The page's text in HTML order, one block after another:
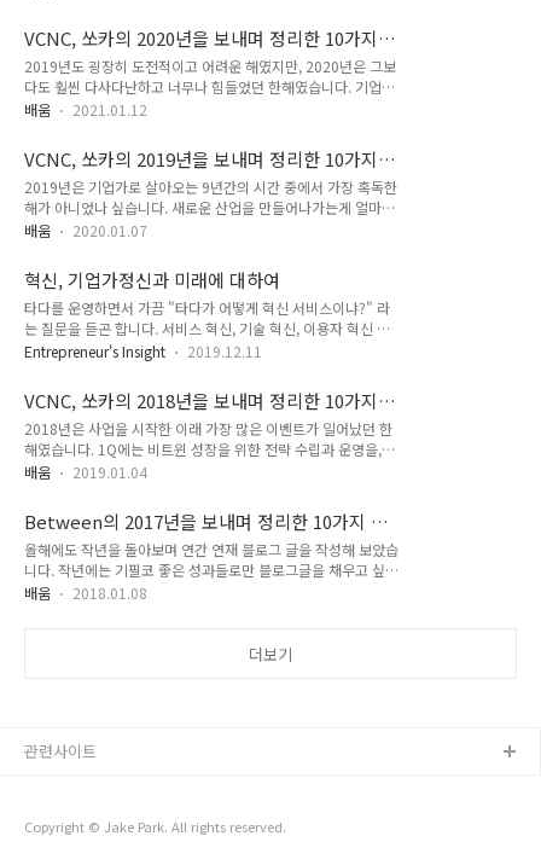
을 막기 위한 금리 인상이 단행되며 시장의 판도가 크게 바뀌었
습니다. 이런 상황에 미국 ..
있었던 일과 어떤 점들을 배웠는지 돌아보았습니다. 1. 기업은
실수를 하고 잘못을 저지르지만, 그에 맞는 빠른 해결책 제시가
더욱 중요하다. 기업은 완벽할 수 없는 존재이기 때문에 항상 실
수를 하고 잘못을 저지르곤 합니다. 특히 스타트업은 성장을 중
시하며 우당탕탕 커 온 경향이 있기 때문에 시스템에서 불완전한
인해 이용자와 여론으로부터 호된 질책을 받았고, 그를 통해 저
희가 가진 시스템을 다시 돌..
VCNC, 쏘카의 2020년을 보내며 정리한 10가지
배움
2019년도 굉장히 도전적이고 어려운 해였지만, 2020년은 그보
다도 훨씬 다사다난하고 너무나 힘들었던 한해였습니다. 기업가
로서 다시는 겪기 싫은 입법을 통한 서비스 금지를 당하였고, 전
모빌리티 사업을 하는 입장에서 성장을 만들어내기가 정말 어려
웠습니다. 그럼에도 불구하고 생존을 위해 많은 노력을 했고 그
노력이 하나씩 쌓여 2020년을 무사히 넘길 수 있었습니다. 1. 한
국의 기업가들은 불확실성에 크게 노출되어 있다. 2020년에 저
와 회사에게 가장 큰 충격을 줬던 사건은 타다 금지법이 국회에
에 커뮤니케이션을 했었고 여러 법률 검토를 받아 시작한 서비스
였기에 검찰에서 기소 결정을 ..
배움 2021.01.12
VCNC, 쏘카의 2019년을 보내며 정리한 10가지
배움
2019년은 기업가로 살아오는 9년간의 시간 중에서 가장 혹독한
해가 아니었나 싶습니다. 새로운 산업을 만들어나가는게 얼마나
지난한 과정인지 경험했고, 진정성 있게 사업을 만들어나가는 마
그 과정 속에서 많은 것들을 배우고 몸으로 체득할 수 있었던 한
해였습니다. 1. Connecting the dots 지난해 글의 첫 번째 꼭지
와 똑같은 제목으로 올해도 시작을 합니다. 2019년 초에 4개의
VC들(알토스벤처스, 소프트뱅크벤처스, 스톤브릿지, KB인베스
트먼트)로부터 투자를 유치했습니다. KB인베스트먼트를 제외하
는 투자사입니다. 지난 투자를 리드했던 알토스벤처스는 VCNC
가 비트윈..
배움 2020.01.07
혁신, 기업가정신과 미래에 대하여
타다를 운영하면서 가끔 "타다가 어떻게 혁신 서비스이냐?" 라
는 질문을 듣곤 합니다. 서비스 혁신, 기술 혁신, 이용자 혁신 등
에 대한 이야기를 하기도 하지만, 항상 가장 중요하게 이야기하
다. 시장과 이용자는 매우 냉정합니다. 그렇기 때문에 이용자가
가치를 느끼지 못 하는 제품은 금세 사라지고, 가치있는 제품과
서비스는 선택을 받습니다. 어떤 위대한 서비스도 시작부터 창대
하지 않다. 2018년 10월 8일, 미디어데이를 열어 타다의 시작
(오픈 베타)을 알렸습니다. 그 중 한 기자분께서 '새로운 모빌리
선 질문을 주셨습니다. 그 때 제가 했던 대답이 '어떤 위대한 서
비스도 그 시작부터 창..
Entrepreneur's Insight 2019.12.11
VCNC, 쏘카의 2018년을 보내며 정리한 10가지
배움
2018년은 사업을 시작한 이래 가장 많은 이벤트가 일어났던 한
해였습니다. 1Q에는 비트윈 성장을 위한 전략 수립과 운영을,
2Q에는 M&A를, 3Q에는 새로운 기업(쏘카)에 적응하며 전략을
하며 타다를 런칭하고 운영했습니다. 이 과정을 돌아보니 배우고
느낀점이 수도 없이 많아, 오히려 10개로 줄이는데 애를 먹었습
니다. 1. Connecting the dots 2018년 초는 성장에 대해 가장
치열하게 고민했던 시기였습니다. 회사가 창업한지 만 7년을 넘
어가는 시점이었기 때문에, 지금 보다 어떻게 더 큰 업사이드를
배움 2019.01.04
Between의 2017년을 보내며 정리한 10가지 배
움
올해에도 작년을 돌아보며 연간 연재 블로그 글을 작성해 보았습
니다. 작년에는 기필코 좋은 성과들로만 블로그글을 채우고 싶다
는 생각을 했었는데 마음처럼 되지는 않았네요. 지나보면 항상
다. 1. 튼튼한 전략을 만들기 위해서는 전략을 고민하는 사람이
제가 부족하다고 느낀 점은 실무 차원에서 디테일한 업의 흐름을
배움 2018.01.08
더보기
Copyright © Jake Park. All rights reserved.
관련사이트